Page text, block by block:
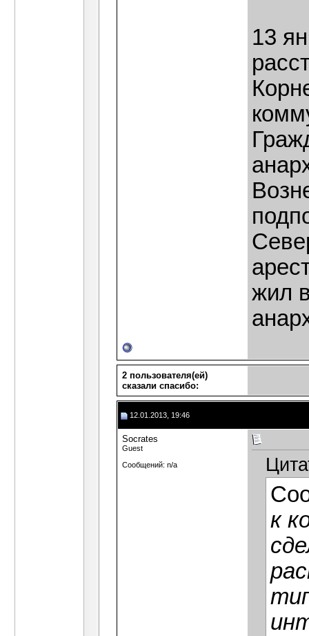
13
жил
2 пользователя(ей)
сказали cпасибо:
12.01.2013, 19:46
Socrates
Guest
Сообщений: n/a
к